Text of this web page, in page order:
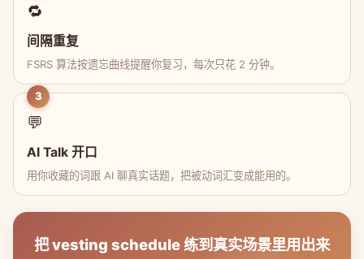
🔁
间隔重复
FSRS 算法按遗忘曲线提醒你复习，每次只花 2 分钟。
3
💬
AI Talk 开口
用你收藏的词跟 AI 聊真实话题，把被动词汇变成能用的。
把 vesting schedule 练到真实场景里用出来